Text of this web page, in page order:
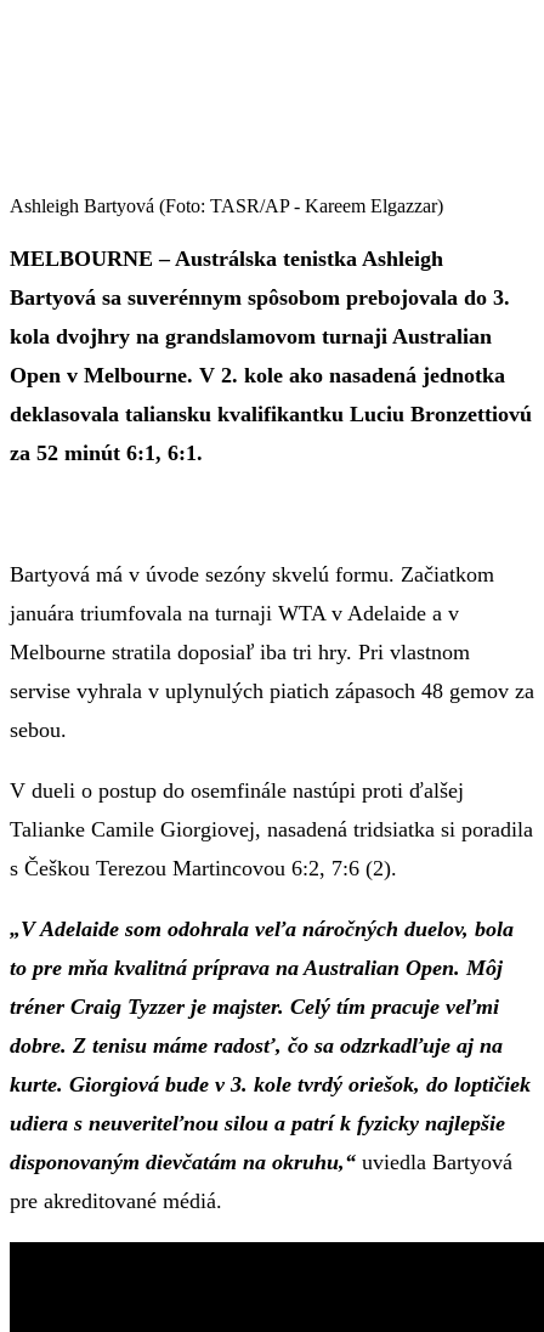
Ashleigh Bartyová (Foto: TASR/AP - Kareem Elgazzar)
MELBOURNE – Austrálska tenistka Ashleigh
Bartyová sa suverénnym spôsobom prebojovala do 3.
kola dvojhry na grandslamovom turnaji Australian
Open v Melbourne. V 2. kole ako nasadená jednotka
deklasovala taliansku kvalifikantku Luciu Bronzettiovú
za 52 minút 6:1, 6:1.
Bartyová má v úvode sezóny skvelú formu. Začiatkom
januára triumfovala na turnaji WTA v Adelaide a v
Melbourne stratila doposiaľ iba tri hry. Pri vlastnom
servise vyhrala v uplynulých piatich zápasoch 48 gemov za
sebou.
V dueli o postup do osemfinále nastúpi proti ďalšej
Talianke Camile Giorgiovej, nasadená tridsiatka si poradila
s Češkou Terezou Martincovou 6:2, 7:6 (2).
„V Adelaide som odohrala veľa náročných duelov, bola
to pre mňa kvalitná príprava na Australian Open. Môj
tréner Craig Tyzzer je majster. Celý tím pracuje veľmi
dobre. Z tenisu máme radosť, čo sa odzrkadľuje aj na
kurte. Giorgiová bude v 3. kole tvrdý oriešok, do loptičiek
udiera s neuveriteľnou silou a patrí k fyzicky najlepšie
disponovaným dievčatám na okruhu,“ uviedla Bartyová
pre akreditované médiá.